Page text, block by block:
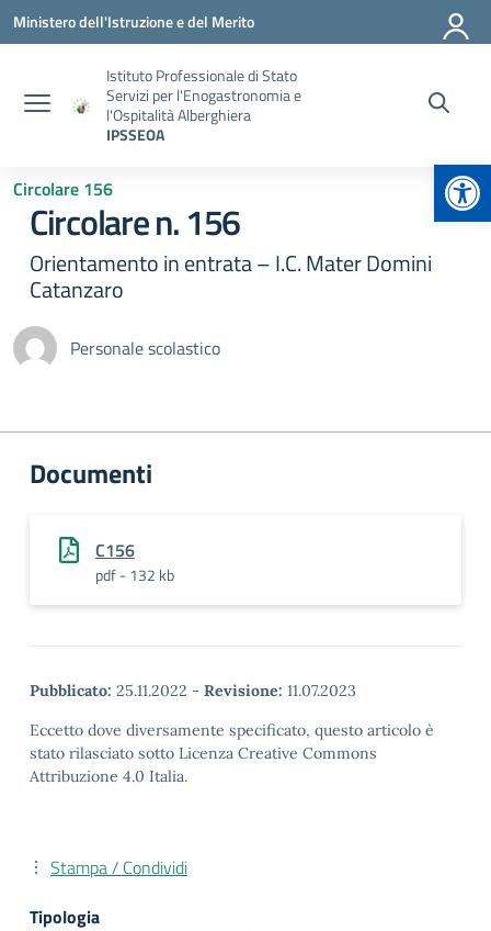
Vai ai contenuti
Vai al menu di navigazione
Vai al footer
Ministero dell'Istruzione e del Merito
Istituto Professionale di Stato
Servizi per l'Enogastronomia e
l'Ospitalità Alberghiera
IPSSEOA
Circolare 156
Circolare n. 156
Orientamento in entrata – I.C. Mater Domini
Catanzaro
Personale scolastico
Documenti
C156
pdf - 132 kb
Pubblicato: 25.11.2022 - Revisione: 11.07.2023
Eccetto dove diversamente specificato, questo articolo è
stato rilasciato sotto Licenza Creative Commons
Attribuzione 4.0 Italia.
Stampa / Condividi
Tipologia